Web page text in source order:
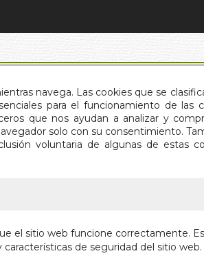
navega. Las cookies que se
para el funcionamiento de las
que nos ayudan a analizar y
solo con su consentimiento.
voluntaria de algunas de estas
el sitio web funcione correctamente.
de seguridad del sitio
SOMOS CONTACTO
CAMINO DE
CAMINO DE LA
EL SENDERO DEL